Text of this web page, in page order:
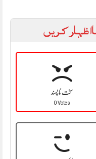
اظہار کریں
سخت نا پسند
0 Votes